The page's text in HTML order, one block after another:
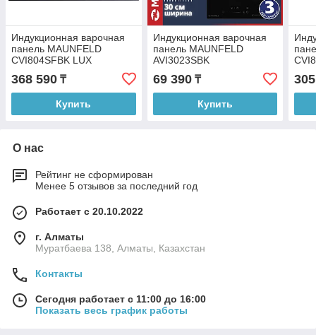
Индукционная варочная
панель MAUNFELD
CVI804SFBK LUX
368 590 ₸
Купить
Индукционная варочная
панель MAUNFELD
AVI3023SBK
69 390₸
Купить
О нас
Рейтинг не сформирован
Менее 5 отзывов за последний год
Работает с 20.10.2022
г. Алматы
Муратбаева 138, Алматы, Казахстан
Контакты
Сегодня работает с 11:00 до 16:00
Показать весь график работы